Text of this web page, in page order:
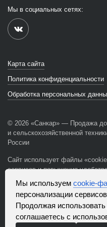
Мы в социальных сетях:
Карта сайта
Политика конфиденциальности
Обработка персональных
© 2026 «Санкар» — Продажа
и сельскохозяйственной
России
Сайт использует файлы
сервисов и повышения
представляют собой
о предыдущих посещениях
использовать файлы «cookie»,
Разработка сайта –
Мы используем cookie-
персонализации
Продолжая
соглашаетесь с